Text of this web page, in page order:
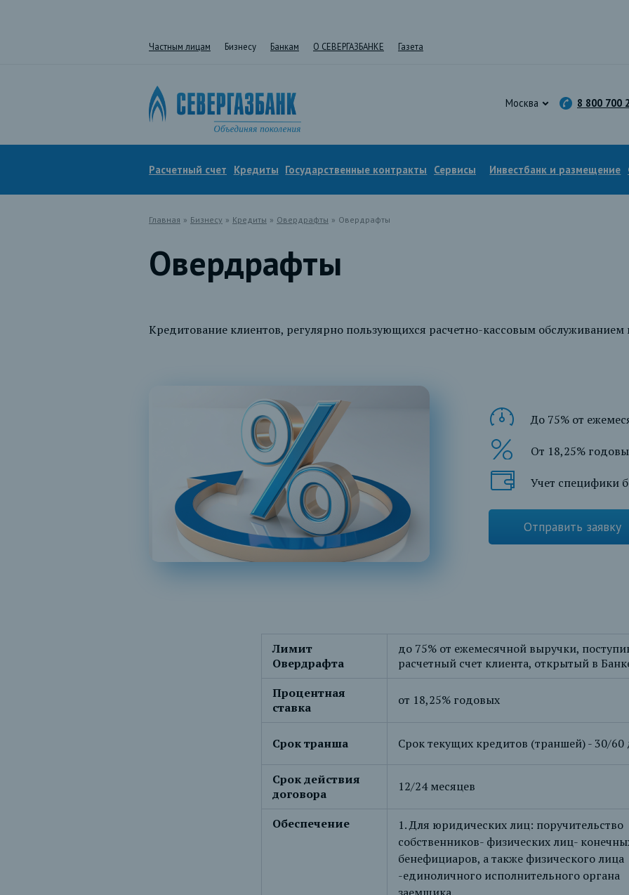
Частным лицам Бизнесу Банкам О СЕВЕРГАЗБАНКЕ Газета
Москва 8 800 700
Расчетный счет Кредиты Государственные контракты Сервисы Инвестбанк и размещение
Главная » Бизнесу » Кредиты » Овердрафты » Овердрафты
Овердрафты
Кредитование клиентов, регулярно пользующихся расчетно-кассовым
До 75% от
От 18,25%
Учет специфики
Отправить заявку
Лимит
Овердрафта
до 75% от ежемесячной выручки,
расчетный счет клиента, открытый в
Процентная
ставка
от 18,25% годовых
Срок транша Срок текущих кредитов (траншей) - 30/60
Срок действия
договора
12/24 месяцев
Обеспечение
1. Для юридических лиц: поручительство
собственников- физических лиц-
бенефициаров, а также физического лица
-единоличного исполнительного органа